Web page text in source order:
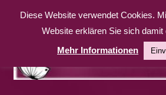
Inhalt
Diese Website verwendet Cookies.
Website erklären Sie sich damit
Mehr Informationen